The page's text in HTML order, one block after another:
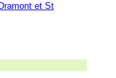
et St